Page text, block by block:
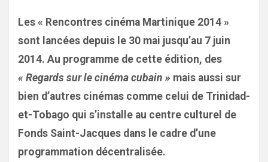
Les « Rencontres cinéma Martinique 2014 »
sont lancées depuis le 30 mai jusqu’au 7 juin
2014. Au programme de cette édition, des
« Regards sur le cinéma cubain » mais aussi sur
bien d’autres cinémas comme celui de Trinidad-
et-Tobago qui s’installe au centre culturel de
Fonds Saint-Jacques dans le cadre d’une
programmation décentralisée.